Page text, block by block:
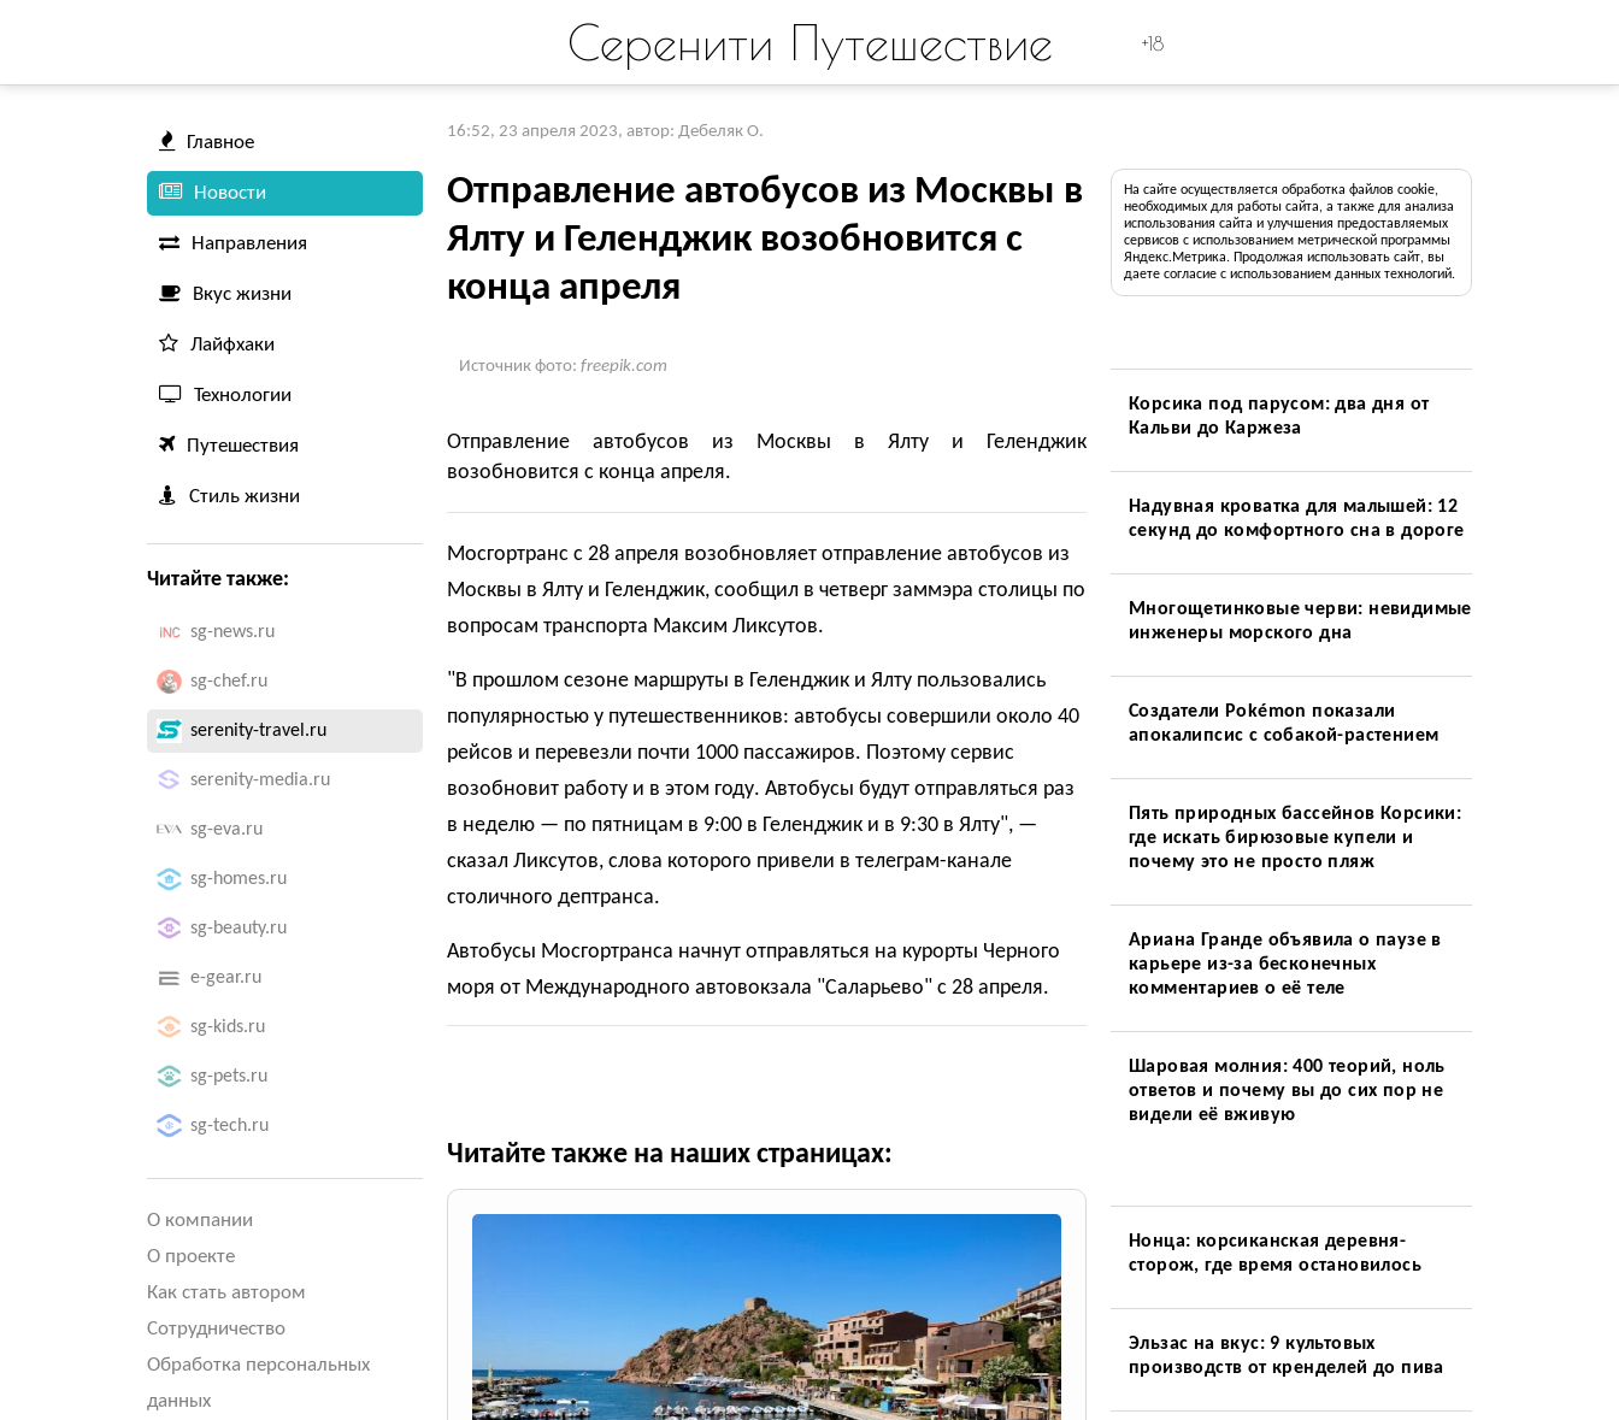
Серенити Путешествие +18
Главное
Новости
Направления
Вкус жизни
Лайфхаки
Технологии
Путешествия
Стиль жизни
Читайте также:
sg-news.ru
sg-chef.ru
serenity-travel.ru
serenity-media.ru
sg-eva.ru
sg-homes.ru
sg-beauty.ru
e-gear.ru
sg-kids.ru
sg-pets.ru
sg-tech.ru
О компании
О проекте
Как стать автором
Сотрудничество
Обработка персональных
данных
16:52, 23 апреля 2023, автор: Дебеляк О.
Отправление автобусов из Москвы в
Ялту и Геленджик возобновится с
конца апреля
Источник фото: freepik.com
Отправление автобусов из Москвы в Ялту и Геленджик
возобновится с конца апреля.
Мосгортранс с 28 апреля возобновляет отправление автобусов из
Москвы в Ялту и Геленджик, сообщил в четверг заммэра столицы по
вопросам транспорта Максим Ликсутов.
"В прошлом сезоне маршруты в Геленджик и Ялту пользовались
популярностью у путешественников: автобусы совершили около 40
рейсов и перевезли почти 1000 пассажиров. Поэтому сервис
возобновит работу и в этом году. Автобусы будут отправляться раз
в неделю — по пятницам в 9:00 в Геленджик и в 9:30 в Ялту", —
сказал Ликсутов, слова которого привели в телеграм-канале
столичного дептранса.
Автобусы Мосгортранса начнут отправляться на курорты Черного
моря от Международного автовокзала "Саларьево" с 28 апреля.
Читайте также на наших страницах:
На сайте осуществляется обработка файлов cookie,
необходимых для работы сайта, а также для анализа
использования сайта и улучшения предоставляемых
сервисов с использованием метрической программы
Яндекс.Метрика. Продолжая использовать сайт, вы
даете согласие с использованием данных технологий.
Корсика под парусом: два дня от
Кальви до Каржеза
Надувная кроватка для малышей: 12
секунд до комфортного сна в дороге
Многощетинковые черви: невидимые
инженеры морского дна
Создатели Pokémon показали
апокалипсис с собакой-растением
Пять природных бассейнов Корсики:
где искать бирюзовые купели и
почему это не просто пляж
Ариана Гранде объявила о паузе в
карьере из-за бесконечных
комментариев о её теле
Шаровая молния: 400 теорий, ноль
ответов и почему вы до сих пор не
видели её вживую
Нонца: корсиканская деревня-
сторож, где время остановилось
Эльзас на вкус: 9 культовых
производств от кренделей до пива